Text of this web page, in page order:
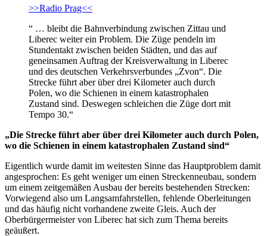
>>Radio Prag<<
“ … bleibt die Bahnverbindung zwischen Zittau und
Liberec weiter ein Problem. Die Züge pendeln im
Stundentakt zwischen beiden Städten, und das auf
geneinsamen Auftrag der Kreisverwaltung in Liberec
und des deutschen Verkehrsverbundes „Zvon“. Die
Strecke führt aber über drei Kilometer auch durch
Polen, wo die Schienen in einem katastrophalen
Zustand sind. Deswegen schleichen die Züge dort mit
Tempo 30.“
„Die Strecke führt aber über drei Kilometer auch durch Polen,
wo die Schienen in einem katastrophalen Zustand sind“
Eigentlich wurde damit im weitesten Sinne das Hauptproblem damit
angesprochen: Es geht weniger um einen Streckenneubau, sondern
um einem zeitgemäßen Ausbau der bereits bestehenden Strecken:
Vorwiegend also um Langsamfahrstellen, fehlende Oberleitungen
und das häufig nicht vorhandene zweite Gleis. Auch der
Oberbürgermeister von Liberec hat sich zum Thema bereits
geäußert.